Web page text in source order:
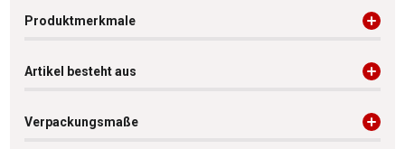
Produktmerkmale
Artikel besteht aus
Verpackungsmaße